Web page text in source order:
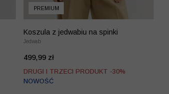
PREMIUM
Koszula z jedwabiu na spinki
Jedwab
499,99 zł
DRUGI I TRZECI PRODUKT -30%
NOWOŚĆ